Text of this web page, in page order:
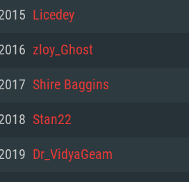
픽 카드: DirectX 11 이
도: 720p
워크: 브로드밴드 인터넷
저장 공간: 22.1 GB (
혹은 이와 비슷한 성
Nvidia. 최소 해상
워크: 브로드밴드 인터넷
저장 공간: 22.1 GB (
픽 카드: Vulkan 을 지
급의 성능을 가지며
하는 AMD (6개월 미만
Licedey
zloy_Ghost
Shire Baggins
Stan22
Dr_VidyaGeam